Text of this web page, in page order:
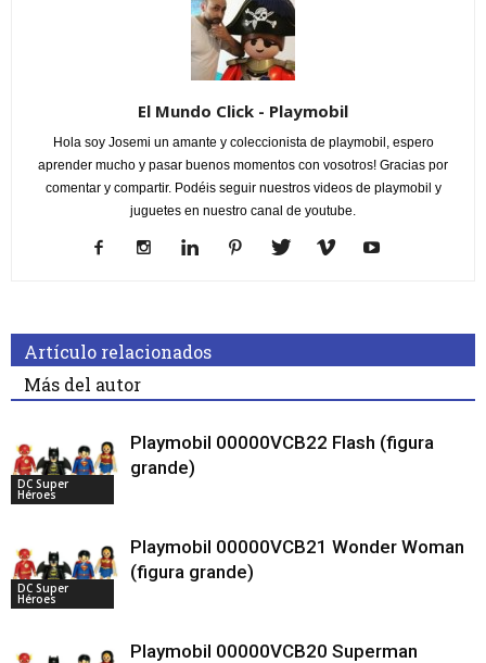
El Mundo Click - Playmobil
Hola soy Josemi un amante y coleccionista de playmobil, espero
aprender mucho y pasar buenos momentos con vosotros! Gracias por
comentar y compartir. Podéis seguir nuestros videos de playmobil y
juguetes en nuestro canal de youtube.
Artículo relacionados
Más del autor
DC Super
Héroes
Playmobil 00000VCB22 Flash (figura
grande)
DC Super
Héroes
Playmobil 00000VCB21 Wonder Woman
(figura grande)
Playmobil 00000VCB20 Superman